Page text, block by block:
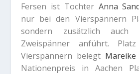
Fersen ist Tochter Anna
nur bei den Vierspännern
sondern zusätzlich
Zweispänner anführt.
Vierspännern belegt
Nationenpreis in Aachen